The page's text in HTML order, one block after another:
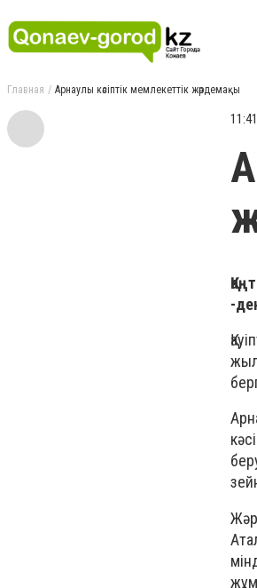
Главная Арнаулы кәсіптік мемлекеттік жәрдемақы
-